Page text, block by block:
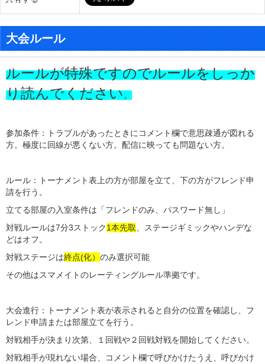
大会ルール
ルールが特殊ですのでルールをしっか
り読んでください。
参加条件：トラブルがあったときにコメント欄で意思疎通が図れる
方。極度に回線が悪くない方。配信に映っても問題ない方。
ルール：トーナメント表上の方が部屋を立て、下の方がフレンド申
請を行う。
立てる部屋の入室条件は「フレンドのみ、パスワード無し」
対戦ルールは7分3ストック1本先取
、ステージギミックやハンデな
どはオフ。
対戦ステージは終点(化） のみ選択可能
その他はスマメイトのレーティングルール準拠です。
大会進行：トーナメント表が表示されると自分の位置を確認し、フ
レンド申請または部屋立てを行う。
対戦相手が決まり次第、１回戦や２回戦対戦を開始してください。
対戦相手が現れない場合、コメント欄で呼びかけたうえ、呼びかけ